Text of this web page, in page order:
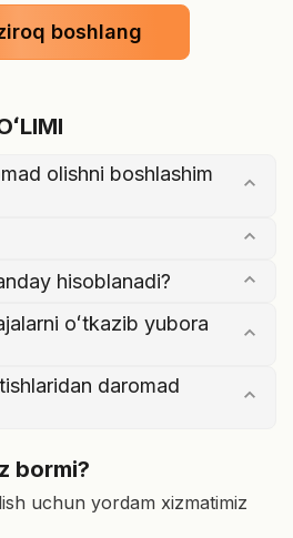
boshlang
olishni boshlashim
hisoblanadi?
oʻtkazib yubora
daromad
bormi?
uchun yordam xizmatimiz